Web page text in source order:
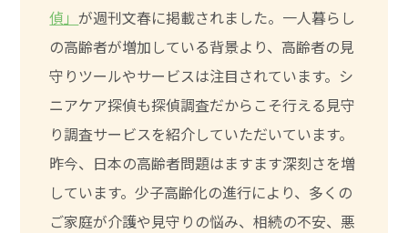
偵」が週刊文春に掲載されました。一人暮らし
の高齢者が増加している背景より、高齢者の見
守りツールやサービスは注目されています。シ
ニアケア探偵も探偵調査だからこそ行える見守
り調査サービスを紹介していただいています。
昨今、日本の高齢者問題はますます深刻さを増
しています。少子高齢化の進行により、多くの
ご家庭が介護や見守りの悩み、相続の不安、悪